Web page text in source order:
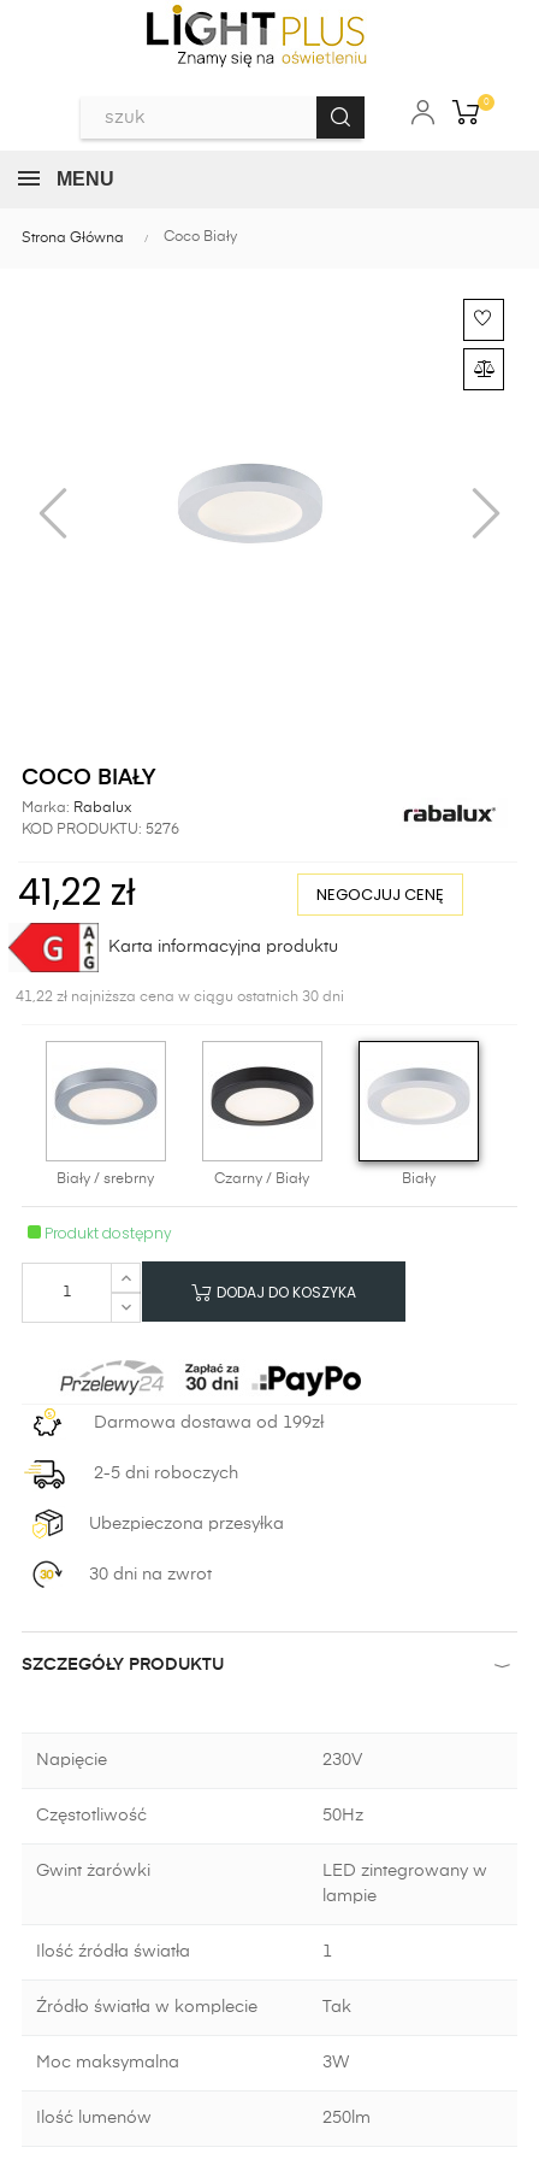
0
MENU
Strona Główna Coco Biały
COCO BIAŁY
Marka: Rabalux
KOD PRODUKTU: 5276
41,22 zł NEGOCJUJ CENĘ
Karta informacyjna produktu
41,22 zł najniższa cena w ciągu ostatnich 30 dni
Biały / srebrny Czarny / Biały Biały
Produkt dostępny
DODAJ DO KOSZYKA
Darmowa dostawa od 199zł
2-5 dni roboczych
Ubezpieczona przesyłka
30 dni na zwrot
SZCZEGÓŁY PRODUKTU
Napięcie 230V
Częstotliwość 50Hz
Gwint żarówki
LED zintegrowany w
lampie
Ilość źródła światła 1
Źródło światła w komplecie Tak
Moc maksymalna 3W
Ilość lumenów 250lm